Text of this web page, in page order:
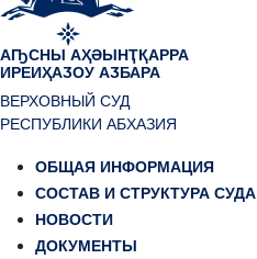
АҦСНЫ АҲӘЫНҬҚАРРА
ИРЕИҲАӠОУ АӠБАРА
ВЕРХОВНЫЙ СУД
РЕСПУБЛИКИ АБХАЗИЯ
ОБЩАЯ ИНФОРМАЦИЯ
СОСТАВ И СТРУКТУРА СУДА
НОВОСТИ
ДОКУМЕНТЫ